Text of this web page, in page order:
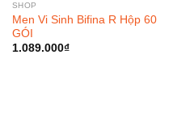
SHOP
Men Vi Sinh Bifina R Hộp 60
GÓI
1.089.000₫